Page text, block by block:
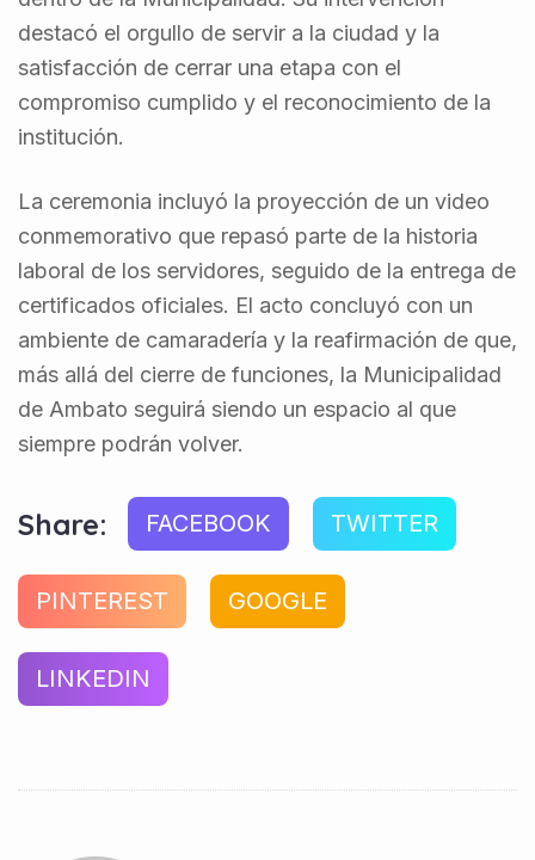
destacó el orgullo de servir a la ciudad y la
satisfacción de cerrar una etapa con el
compromiso cumplido y el reconocimiento de la
institución.
La ceremonia incluyó la proyección de un video
conmemorativo que repasó parte de la historia
laboral de los servidores, seguido de la entrega de
certificados oficiales. El acto concluyó con un
ambiente de camaradería y la reafirmación de que,
más allá del cierre de funciones, la Municipalidad
de Ambato seguirá siendo un espacio al que
siempre podrán volver.
Share: FACEBOOK TWITTER
PINTEREST GOOGLE
LINKEDIN